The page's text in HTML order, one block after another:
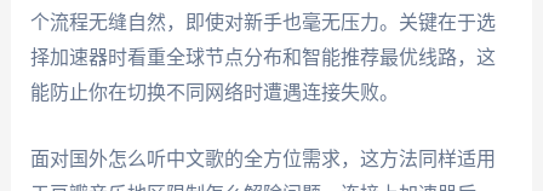
个流程无缝自然，即使对新手也毫无压力。关键在于选
择加速器时看重全球节点分布和智能推荐最优线路，这
能防止你在切换不同网络时遭遇连接失败。
面对国外怎么听中文歌的全方位需求，这方法同样适用